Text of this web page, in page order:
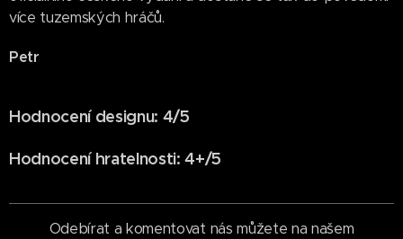
více tuzemských hráčů.
Petr
Hodnocení designu: 4/5
Hodnocení hratelnosti: 4+/5
Odebírat a komentovat nás můžete na našem